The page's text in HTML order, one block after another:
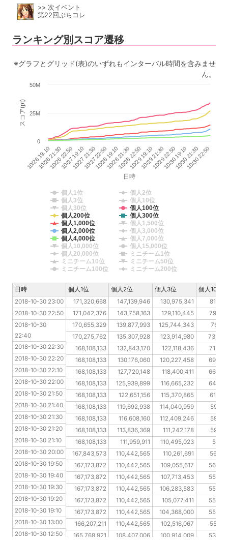
>> 次イベント
第22回ぷちコレ
ランキング別スコア遷移
※グラフとグリッド(表)のいずれもインターバル時間を含みませ
ん。
日時
スコア(pt)
10/26 19:10 10/30 21:30
10/26 21:3010/26 22:5010/27 19:1010/27 21:3010/27 22:5010/28 19:1010/28 21:3010/28 22:5010/29 19:1010/29 21:3010/29 22:5010/30 19:1010/30 22:50
0
25M
50M
個人1位
個人2位
個人3位
個人10位
個人30位
個人100位
個人200位
個人300位
個人1,000位
個人1,500位
個人2,000位
個人3,000位
個人4,000位
個人7,000位
個人10,000位
個人15,000位
個人20,000位
ミニチーム1位
ミニチーム10位
ミニチーム50位
ミニチーム100位
ミニチーム200位
2018-10-30 23:00 171,320,668 147,139,946 130,975,341
2018-10-30 22:50
171,042,376 143,758,163 129,110,445
2018-10-30 22:40
170,655,329 139,877,993 125,744,343
2018-10-30 22:30
170,275,762 135,307,928 123,914,980
2018-10-30 22:20
168,108,133 132,843,170 122,118,436
2018-10-30 22:10
168,108,133 130,176,060 120,227,458
2018-10-30 22:00
168,108,133 127,720,148 118,400,411
2018-10-30 21:50
168,108,133 125,939,899 116,665,232
2018-10-30 21:40
168,108,133 122,651,156 115,370,865
2018-10-30 21:30
168,108,133 119,692,938 114,040,959
2018-10-30 21:20
168,108,133 116,608,160 112,409,246
2018-10-30 21:10
168,108,133 113,836,369 111,242,178
2018-10-30 20:00
168,108,133 111,959,911 110,495,023
2018-10-30 19:50
167,843,573 110,442,565 110,261,691
2018-10-30 19:40
167,173,872 110,442,565 109,055,617
2018-10-30 19:30
167,173,872 110,442,565 107,713,453
2018-10-30 19:20
167,173,872 110,442,565 106,283,583
2018-10-30 19:10
167,173,872 110,442,565 105,077,411
2018-10-30 13:00
167,173,872 110,442,565 104,368,000
2018-10-30 12:50
166,207,211 110,442,565 102,516,067
2018-10-30 12:40
165,768,921 108,407,006 100,914,009
日時 個人1位 個人2位 個人3位
個人10位
2018-10-30 23:00
2018-10-30 22:50
2018-10-30
22:40
2018-10-30 22:30
2018-10-30 22:20
2018-10-30 22:10
2018-10-30 22:00
2018-10-30 21:50
2018-10-30 21:40
2018-10-30 21:30
2018-10-30 21:20
2018-10-30 21:10
2018-10-30 20:00
2018-10-30 19:50
2018-10-30 19:40
2018-10-30 19:30
2018-10-30 19:20
2018-10-30 19:10
2018-10-30 13:00
2018-10-30 12:50
日時